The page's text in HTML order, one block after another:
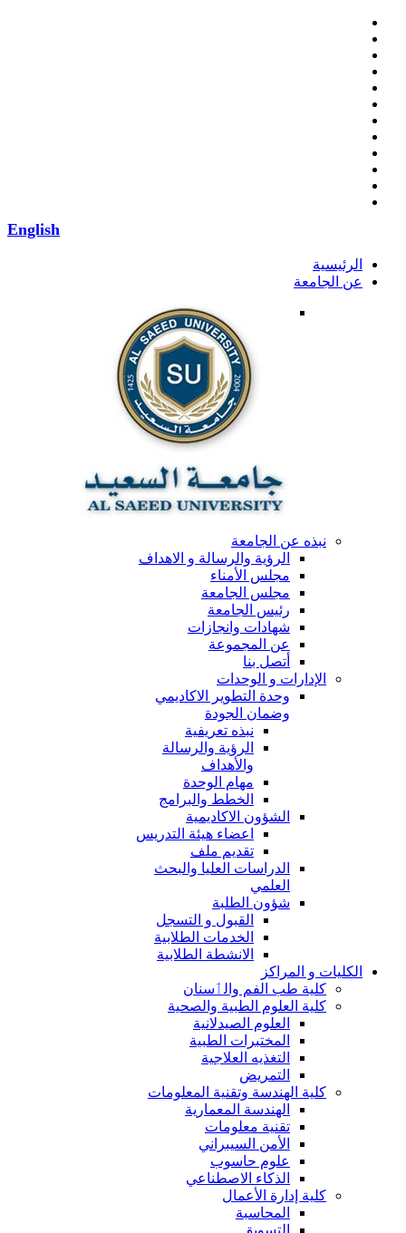
English
الرئيسية
عن الجامعة
نبذه عن الجامعة
الرؤية والرسالة و الاهداف
مجلس الأمناء
مجلس الجامعة
رئيس الجامعة
شهادات وانجازات
عن المجموعة
أتصل بنا
الإدارات و الوحدات
وحدة التطوير الاكاديمي
وضمان الجودة
نبذه تعريفية
الرؤية والرسالة
والأهداف
مهام الوحدة
الخطط والبرامج
الشؤون الاكاديمية
اعضاء هيئة التدريس
تقديم ملف
الدراسات العليا والبحث
العلمي
شؤون الطلبة
القبول و التسجل
الخدمات الطلابية
الانشطة الطلابية
الكليات و المراكز
كلية طب الفم والٲسنان
كلية العلوم الطبية والصحية
العلوم الصيدلانية
المختبرات الطبية
التغذيه العلاجية
التمريض
كلية الهندسة وتقنية المعلومات
الهندسة المعمارية
تقنية معلومات
الأمن السيبراني
علوم حاسوب
الذكاء الاصطناعي
كلية إدارة الأعمال
المحاسبة
التسويق